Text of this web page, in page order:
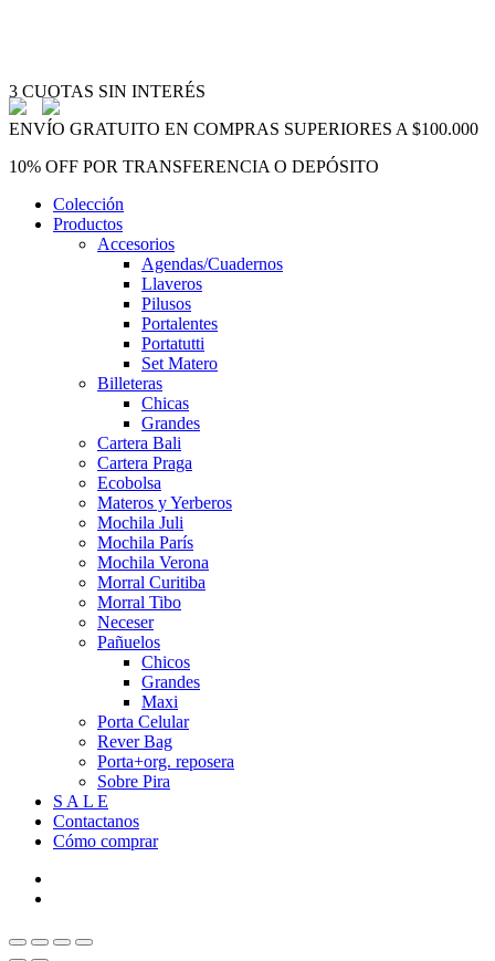
Close
Menu
3 CUOTAS SIN INTERÉS
ENVÍO GRATUITO EN COMPRAS SUPERIORES A $100.000
10% OFF POR TRANSFERENCIA O DEPÓSITO
Colección
Productos
Accesorios
Agendas/Cuadernos
Llaveros
Pilusos
Portalentes
Portatutti
Set Matero
Billeteras
Chicas
Grandes
Cartera Bali
Cartera Praga
Ecobolsa
Materos y Yerberos
Mochila Juli
Mochila París
Mochila Verona
Morral Curitiba
Morral Tibo
Neceser
Pañuelos
Chicos
Grandes
Maxi
Porta Celular
Rever Bag
Porta+org. reposera
Sobre Pira
S A L E
Contactanos
Cómo comprar